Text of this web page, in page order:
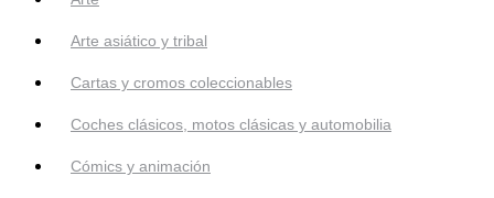
Arte asiático y tribal
Cartas y cromos coleccionables
Coches clásicos, motos clásicas y automobilia
Cómics y animación